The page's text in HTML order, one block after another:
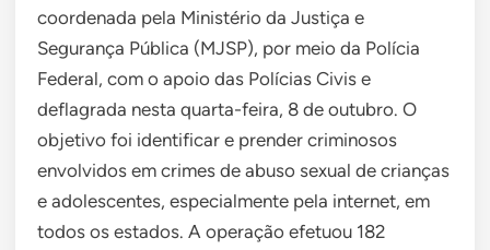
coordenada pela Ministério da Justiça e
Segurança Pública (MJSP), por meio da Polícia
Federal, com o apoio das Polícias Civis e
deflagrada nesta quarta-feira, 8 de outubro. O
objetivo foi identificar e prender criminosos
envolvidos em crimes de abuso sexual de crianças
e adolescentes, especialmente pela internet, em
todos os estados. A operação efetuou 182